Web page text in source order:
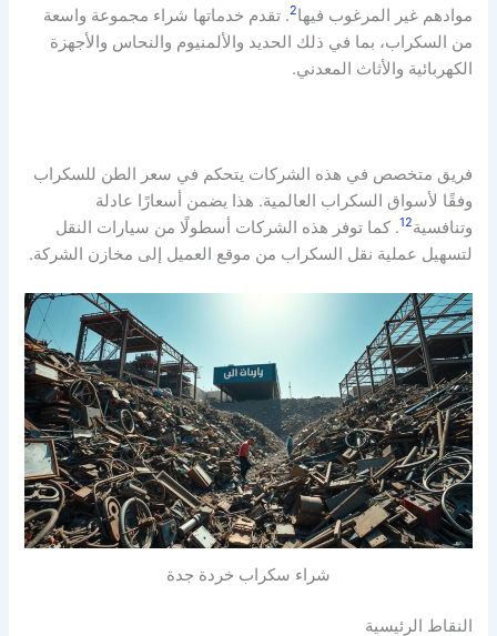
موادهم غير المرغوب فيها2. تقدم خدماتها شراء مجموعة واسعة
من السكراب، بما في ذلك الحديد والألمنيوم والنحاس والأجهزة
الكهربائية والأثاث المعدني.
فريق متخصص في هذه الشركات يتحكم في سعر الطن للسكراب
وفقًا لأسواق السكراب العالمية. هذا يضمن أسعارًا عادلة
وتنافسية
12 . كما توفر هذه الشركات أسطولًا من سيارات النقل
لتسهيل عملية نقل السكراب من موقع العميل إلى مخازن الشركة.
شراء سكراب خردة جدة
النقاط الرئيسية